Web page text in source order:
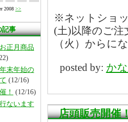
2008 >>
記事
正月商品
末年始の
(12/16)
！
(12/16)
ないます
※ネットショ
(土)以降のご注
（火）からに
posted by: か
店頭販売開催